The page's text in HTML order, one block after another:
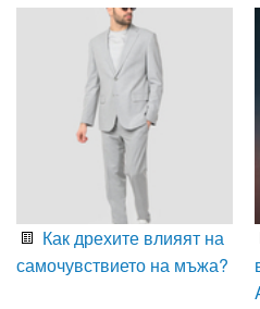
Как дрехите влияят на
самочувствието на мъжа?